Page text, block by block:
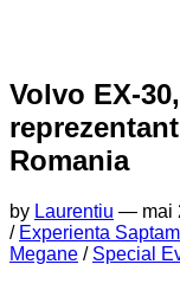
Volvo EX-
Romania
by Laurentiu — mai
/ Experienta
Megane / Special